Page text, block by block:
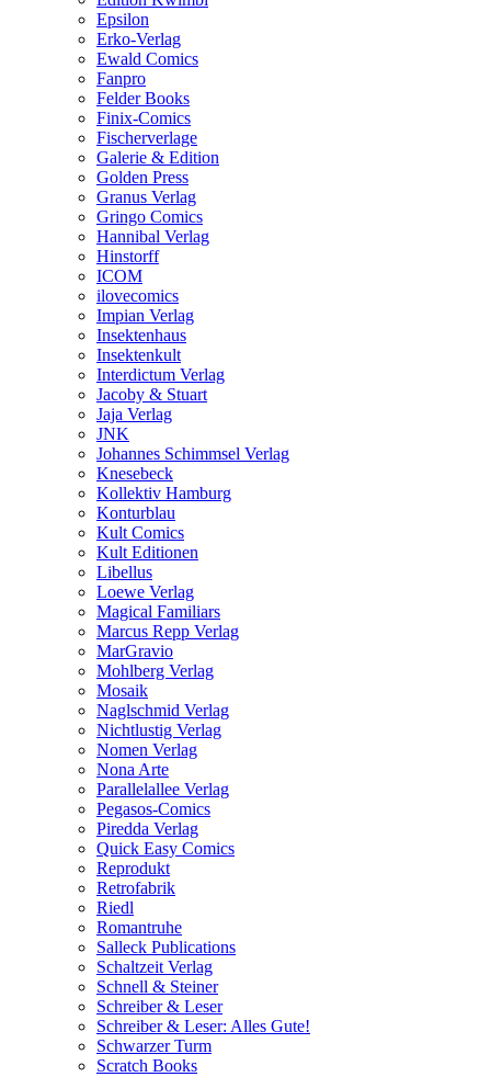
Epsilon
Erko-Verlag
Ewald Comics
Fanpro
Felder Books
Finix-Comics
Fischerverlage
Galerie & Edition
Golden Press
Granus Verlag
Gringo Comics
Hannibal Verlag
Hinstorff
ICOM
ilovecomics
Impian Verlag
Insektenhaus
Insektenkult
Interdictum Verlag
Jacoby & Stuart
Jaja Verlag
JNK
Johannes Schimmsel Verlag
Knesebeck
Kollektiv Hamburg
Konturblau
Kult Comics
Kult Editionen
Libellus
Loewe Verlag
Magical Familiars
Marcus Repp Verlag
MarGravio
Mohlberg Verlag
Mosaik
Naglschmid Verlag
Nichtlustig Verlag
Nomen Verlag
Nona Arte
Parallelallee Verlag
Pegasos-Comics
Piredda Verlag
Quick Easy Comics
Reprodukt
Retrofabrik
Riedl
Romantruhe
Salleck Publications
Schaltzeit Verlag
Schnell & Steiner
Schreiber & Leser
Schreiber & Leser: Alles Gute!
Schwarzer Turm
Scratch Books